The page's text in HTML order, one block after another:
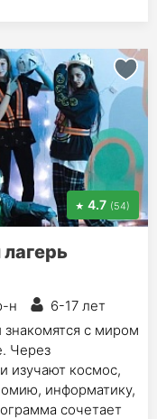
4.7 (54)
н
6-17 лет
знакомятся с миром
Через
изучают космос,
информатику,
сочетает